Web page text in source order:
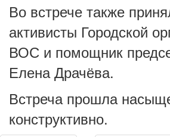
Во встрече также
активисты Городской
ВОС и помощник
Елена Драчёва.
Встреча прошла
конструктивно.